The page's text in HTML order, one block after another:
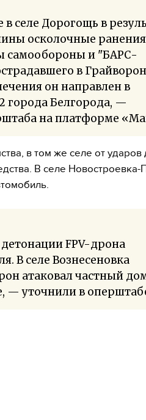
селе Дорогощь в
осколочные ранения
самообороны и "БАРС-
в
он направлен в
города Белгорода, —
на платформе
в том же селе от ударов
В селе Новостроевка-
FPV-дрона
В селе Вознесеновка
атаковал частный
— уточнили в